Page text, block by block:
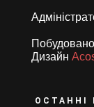
Дизайн
ОСТАННІ